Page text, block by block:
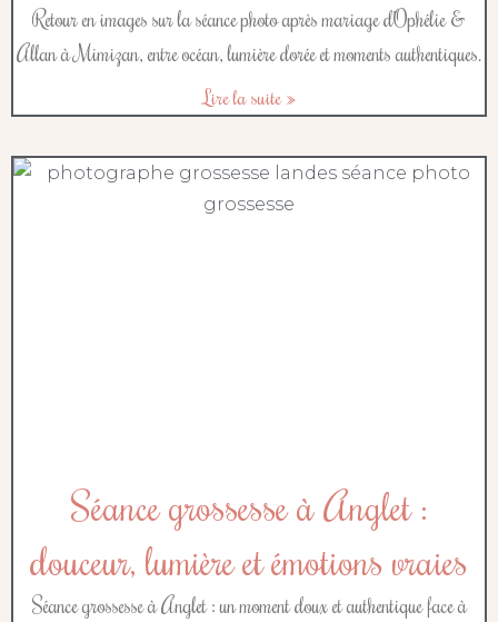
Retour en images sur la séance photo après mariage d’Ophélie &
Allan à Mimizan, entre océan, lumière dorée et moments authentiques.
Lire la suite »
Séance grossesse à Anglet :
douceur, lumière et émotions vraies
Séance grossesse à Anglet : un moment doux et authentique face à